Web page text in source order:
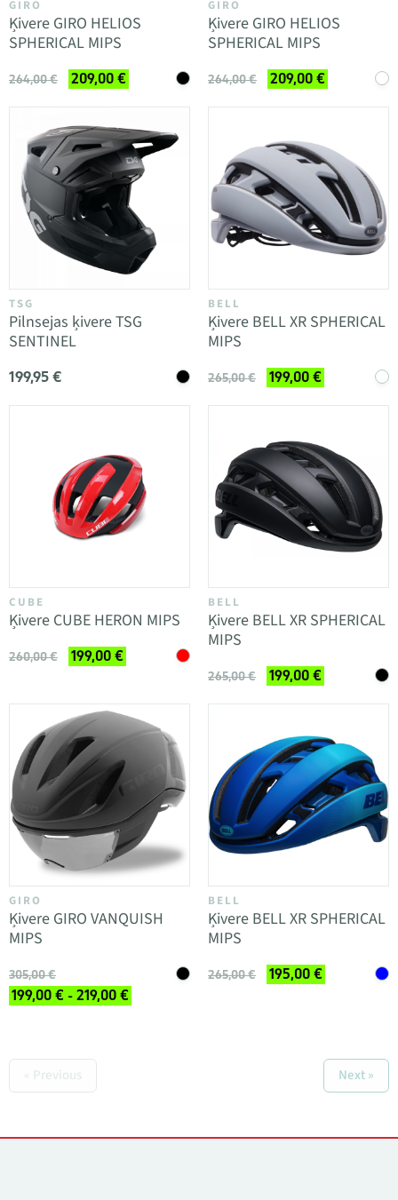
GIRO
Ķivere GIRO HELIOS
SPHERICAL MIPS
264,00 € 209,00 €
GIRO
Ķivere GIRO HELIOS
SPHERICAL MIPS
264,00 € 209,00 €
TSG
Pilnsejas ķivere TSG
SENTINEL
199,95 €
BELL
Ķivere BELL XR SPHERICAL
MIPS
265,00 € 199,00 €
CUBE
Ķivere CUBE HERON MIPS
260,00 € 199,00 €
BELL
Ķivere BELL XR SPHERICAL
MIPS
265,00 € 199,00 €
GIRO
Ķivere GIRO VANQUISH
MIPS
305,00 €
199,00 € - 219,00 €
BELL
Ķivere BELL XR SPHERICAL
MIPS
265,00 € 195,00 €
« Previous Next »